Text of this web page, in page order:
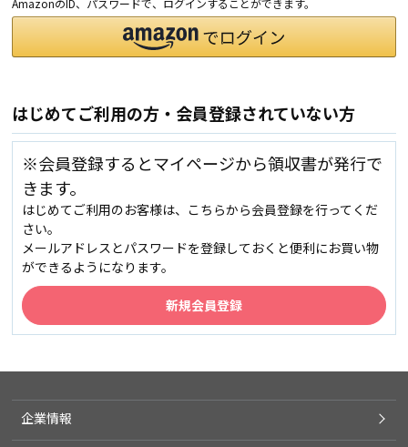
AmazonのID、パスワードで、ログインすることができます。
はじめてご利用の方・会員登録されていない方
※会員登録するとマイページから領収書が発行で
きます。
はじめてご利用のお客様は、こちらから会員登録を行ってくだ
さい。
メールアドレスとパスワードを登録しておくと便利にお買い物
ができるようになります。
企業情報